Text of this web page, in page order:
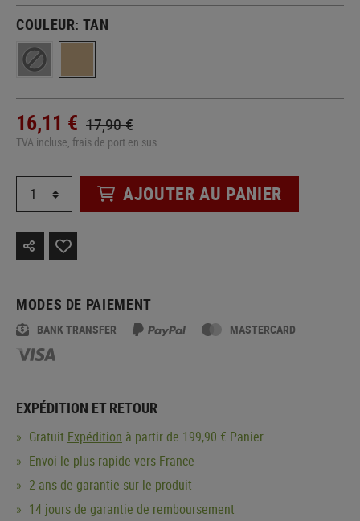
COULEUR: TAN
16,11 € 17,90 €
TVA incluse, frais de port en sus
AJOUTER AU PANIER
MODES DE PAIEMENT
BANK TRANSFER MASTERCARD
EXPÉDITION ET RETOUR
Gratuit Expédition à partir de 199,90 € Panier
Envoi le plus rapide vers France
2 ans de garantie sur le produit
14 jours de garantie de remboursement